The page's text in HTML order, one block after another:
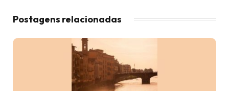
Postagens relacionadas